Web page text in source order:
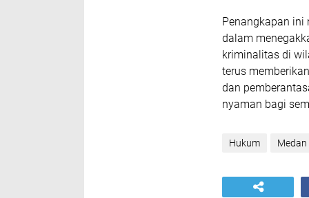
Penangkapan ini
dalam
kriminalitas di
terus
dan
nyaman bagi
Hukum Medan